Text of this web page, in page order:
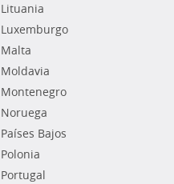
Lituania
Luxemburgo
Malta
Moldavia
Montenegro
Noruega
Países Bajos
Polonia
Portugal